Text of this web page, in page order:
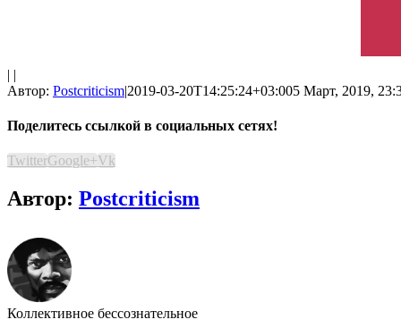
| |
Автор: Postcriticism|2019-03-20T14:25:24+03:005 Март, 2019,
Поделитесь ссылкой в социальных сетях!
TwitterGoogle+Vk
Автор: Postcriticism
Коллективное бессознательное